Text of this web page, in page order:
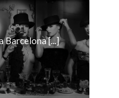
Barcelona [...]